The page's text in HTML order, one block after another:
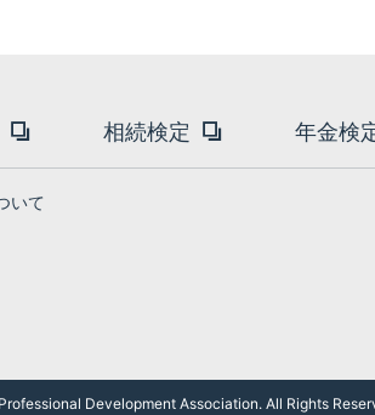
相続検定 年金検
いて
Development Association. All Rights